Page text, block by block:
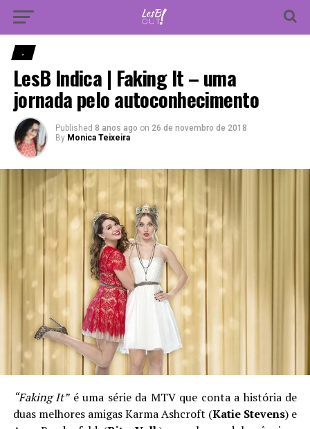
.
LesB Indica | Faking It – uma
jornada pelo autoconhecimento
Published 8 anos ago on 26 de novembro de 2018
By Monica Teixeira
“Faking It”é uma série da MTV que conta a história de
duas melhores amigas Karma Ashcroft (Katie Stevens) e
Vá para versão mobile